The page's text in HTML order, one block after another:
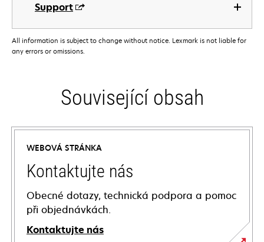
Support
All information is subject to change without notice. Lexmark is not liable for
any errors or omissions.
Související obsah
WEBOVÁ STRÁNKA
Kontaktujte nás
Obecné dotazy, technická podpora a pomoc
při objednávkách.
Kontaktujte nás